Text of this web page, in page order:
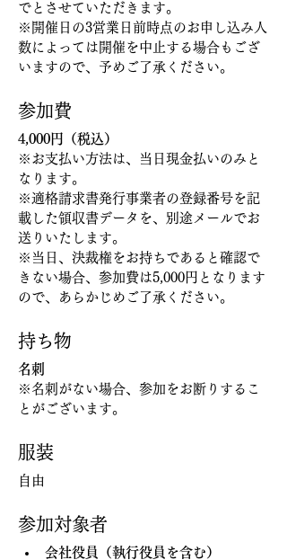
でとさせていただきます。
※開催日の3営業日前時点のお申し込み人
数によっては開催を中止する場合もござ
いますので、予めご了承ください。
参加費
4,000円（税込）
※お支払い方法は、当日現金払いのみと
なります。
※適格請求書発行事業者の登録番号を記
載した領収書データを、別途メールでお
送りいたします。
※当日、決裁権をお持ちであると確認で
きない場合、参加費は5,000円となります
ので、あらかじめご了承ください。
持ち物
名刺
※名刺がない場合、参加をお断りするこ
とがございます。
服装
自由
参加対象者
会社役員（執行役員を含む）